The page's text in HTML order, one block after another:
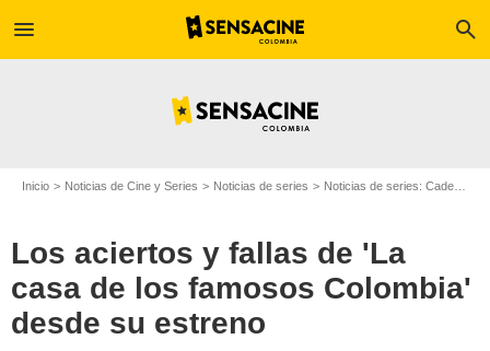
menu search
Inicio Noticias de Cine y Series Noticias de series Noticias de series: Cadenas
Los aciertos y fallas de 'La
casa de los famosos Colombia'
desde su estreno